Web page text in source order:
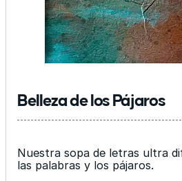
Belleza de los Pájaros
Nuestra sopa de letras ultra
las palabras y los pájaros.